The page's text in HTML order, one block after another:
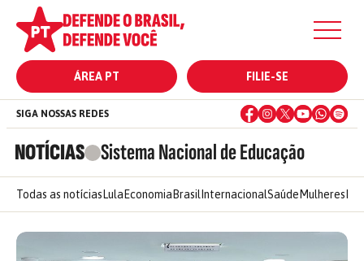
ÁREA PT FILIE-SE
NOTÍCIAS Sistema Nacional de Educação
SIGA NOSSAS REDES
Todas as notícias Lula Economia Brasil InternacionalSaúde Mulheres